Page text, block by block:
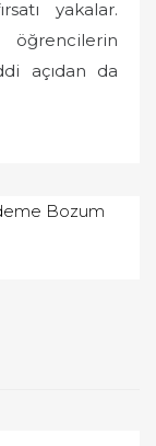
yakalar.
açıdan da
Bozum